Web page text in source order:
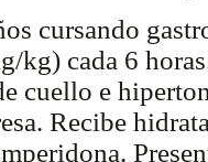
cursando
kg) cada 6
cuello e
Recibe